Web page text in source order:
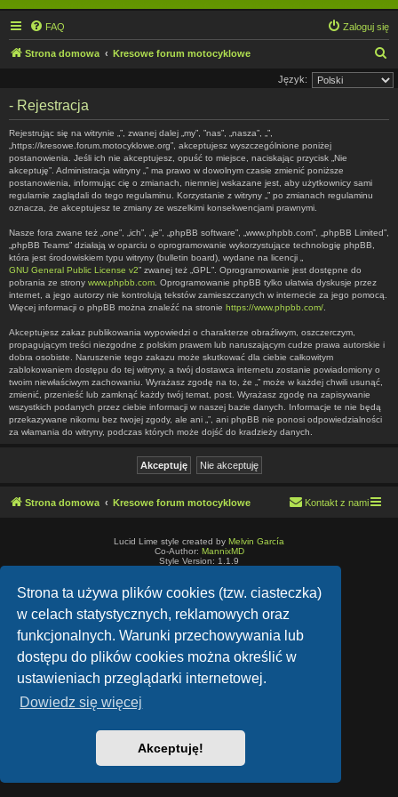
Strona ta używa plików cookies (tzw. ciasteczka)
w celach statystycznych, reklamowych oraz
funkcjonalnych. Warunki przechowywania lub
dostępu do plików cookies można określić w
ustawieniach przeglądarki internetowej.
Dowiedz się więcej
Akceptuję!
FAQ Zaloguj się
Strona domowa Kresowe forum motocyklowe
z
Język:
- Rejestracja
Rejestrując się na witrynie „”, zwanej dalej „my”, ”nas”, „nasza”, „”,
„https://kresowe.forum.motocyklowe.org”, akceptujesz wyszczególnione poniżej
postanowienia. Jeśli ich nie akceptujesz, opuść to miejsce, naciskając przycisk „Nie
akceptuję”. Administracja witryny „” ma prawo w dowolnym czasie zmienić poniższe
postanowienia, informując cię o zmianach, niemniej wskazane jest, aby użytkownicy sami
regularnie zaglądali do tego regulaminu. Korzystanie z witryny „” po zmianach regulaminu
oznacza, że akceptujesz te zmiany ze wszelkimi konsekwencjami prawnymi.
Nasze fora zwane też „one”, „ich”, „je”, „phpBB software”, „www.phpbb.com”, „phpBB Limited”,
„phpBB Teams” działają w oparciu o oprogramowanie wykorzystujące technologię phpBB,
która jest środowiskiem typu witryny (bulletin board), wydane na licencji „
GNU General Public License v2” zwanej też „GPL”. Oprogramowanie jest dostępne do
pobrania ze strony www.phpbb.com . Oprogramowanie phpBB tylko ułatwia dyskusje przez
internet, a jego autorzy nie kontrolują tekstów zamieszczanych w internecie za jego pomocą.
Więcej informacji o phpBB można znaleźć na stronie https://www.phpbb.com/
Akceptujesz zakaz publikowania wypowiedzi o charakterze obraźliwym, oszczerczym,
propagującym treści niezgodne z polskim prawem lub naruszającym cudze prawa autorskie i
dobra osobiste. Naruszenie tego zakazu może skutkować dla ciebie całkowitym
zablokowaniem dostępu do tej witryny, a twój dostawca internetu zostanie powiadomiony o
twoim niewłaściwym zachowaniu. Wyrażasz zgodę na to, że „” może w każdej chwili usunąć,
zmienić, przenieść lub zamknąć każdy twój temat, post. Wyrażasz zgodę na zapisywanie
wszystkich podanych przez ciebie informacji w naszej bazie danych. Informacje te nie będą
przekazywane nikomu bez twojej zgody, ale ani „”, ani phpBB nie ponosi odpowiedzialności
za włamania do witryny, podczas których może dojść do kradzieży danych.
Strona domowa Kresowe forum motocyklowe Kontakt z nami
Lucid Lime style created by Melvin García
Co-Author: MannixMD
Style Version: 1.1.9
Polski pakiet językowy dostarcza
phpBB.pl